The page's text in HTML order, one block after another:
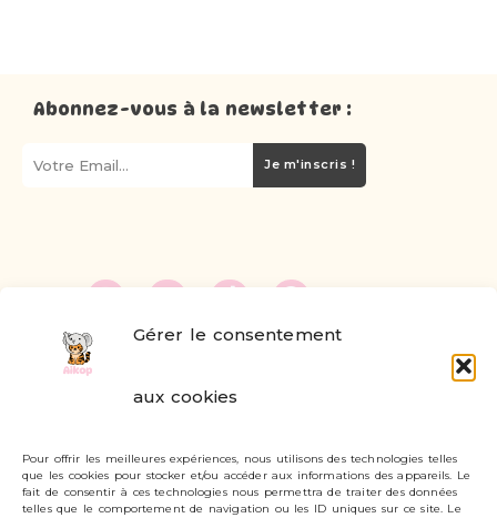
Gérer le consentement
aux cookies
Pour offrir les meilleures expériences, nous utilisons des technologies telles
que les cookies pour stocker et/ou accéder aux informations des appareils. Le
fait de consentir à ces technologies nous permettra de traiter des données
telles que le comportement de navigation ou les ID uniques sur ce site. Le
Abonnez-vous à la newsletter :
Je m'inscris !
Livraisons et retours
Mon compte